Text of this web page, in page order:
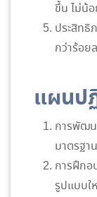
ขึ้น ไม่น้
ประสิทธิ
กว่าร้อย
แผนป
การพัฒน
มาตรฐา
การฝึกอ
รูปแบบใ